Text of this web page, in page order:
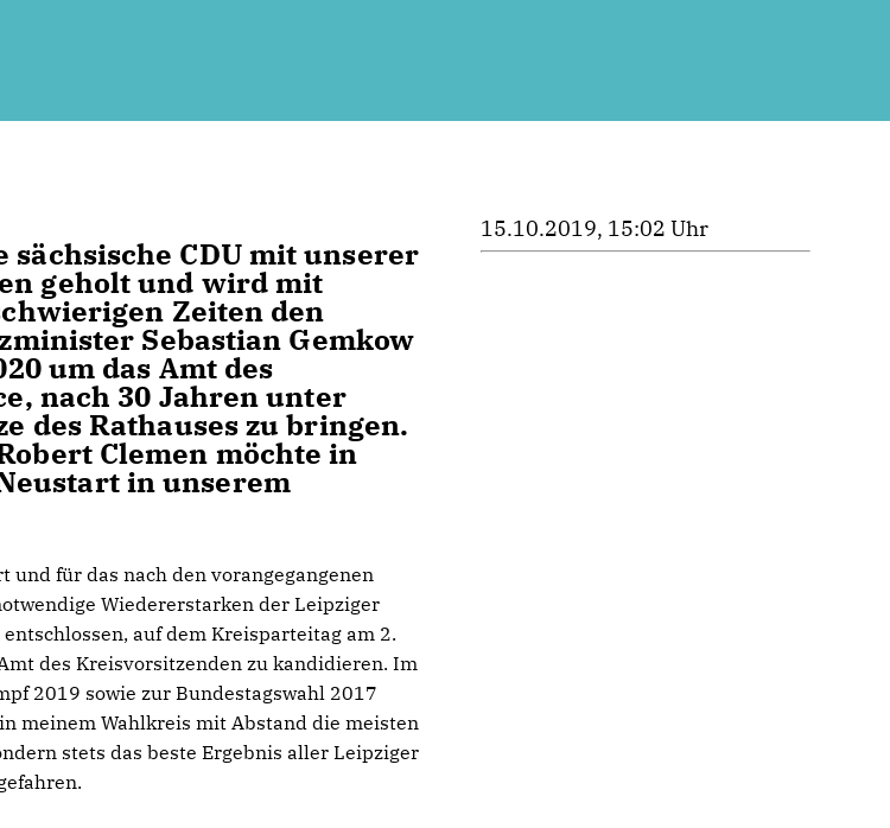
CDU mit unserer
geholt und wird mit
Zeiten den
Sebastian Gemkow
um das Amt des
nach 30 Jahren unter
des Rathauses zu bringen.
Clemen möchte in
in unserem
und für das nach den vorangegangenen
Wiedererstarken der Leipziger
entschlossen, auf dem Kreisparteitag am 2.
des Kreisvorsitzenden zu kandidieren. Im
2019 sowie zur Bundestagswahl 2017
meinem Wahlkreis mit Abstand die meisten
stets das beste Ergebnis aller Leipziger
15.10.2019, 15:02 Uhr